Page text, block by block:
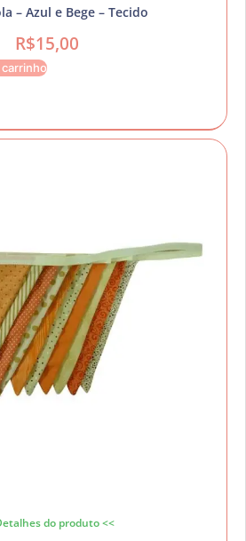
– Azul e Bege – Tecido
R$15,00
do produto <<